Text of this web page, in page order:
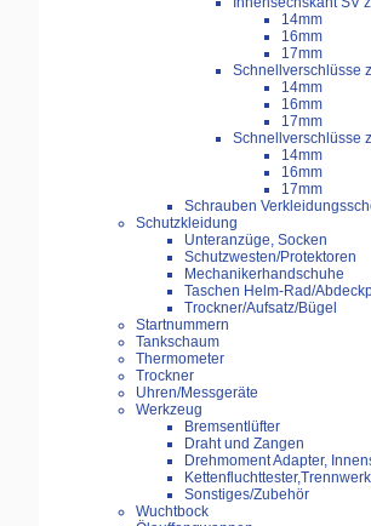
14mm
16mm
17mm
Schnellverschlüsse
14mm
16mm
17mm
Schnellverschlüsse
14mm
16mm
17mm
Schrauben
Schutzkleidung
Unteranzüge, Socken
Schutzwesten/Protektoren
Mechanikerhandschuhe
Taschen Helm-Rad/
Trockner/Aufsatz/Bügel
Startnummern
Tankschaum
Thermometer
Trockner
Uhren/Messgeräte
Werkzeug
Bremsentlüfter
Draht und Zangen
Drehmoment Adapter,
Sonstiges/Zubehör
Wuchtbock